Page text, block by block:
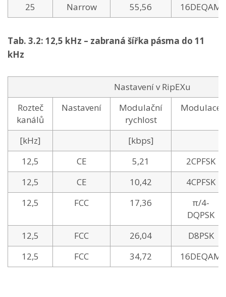
25
Narrow 55,56 16DEQAM
Tab. 3.2: 12,5 kHz – zabraná šířka pásma do 11
kHz
Nastavení v RipEXu
Rozteč
kanálů
Nastavení
Modulační
rychlost
Modulace
[kHz]
[kbps]
12,5
CE 5,21
2CPFSK
12,5
CE 10,42
4CPFSK
12,5
FCC 17,36
π/4-
DQPSK
12,5
FCC 26,04
D8PSK
12,5
FCC 34,72 16DEQAM